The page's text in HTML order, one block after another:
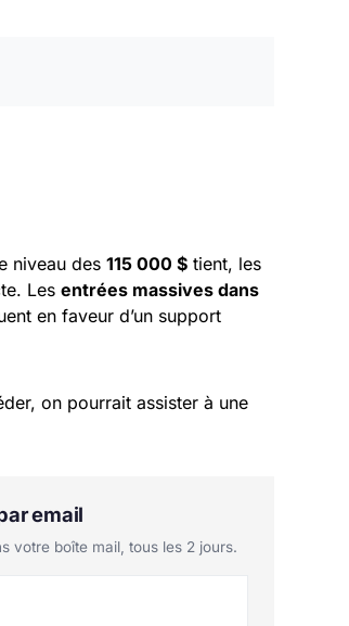
niveau des 115 000 $ tient, les
Les entrées massives dans
en faveur d’un support
on pourrait assister à une
email
votre boîte mail, tous les 2 jours.